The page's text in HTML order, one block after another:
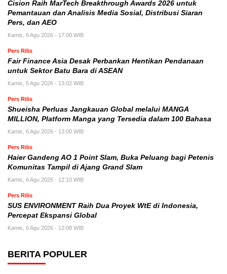
Cision Raih MarTech Breakthrough Awards 2026 untuk
Pemantauan dan Analisis Media Sosial, Distribusi Siaran
Pers, dan AEO
Kamis, 6 Agu 2026 - 17:00 WIB
Pers Rilis
Fair Finance Asia Desak Perbankan Hentikan Pendanaan
untuk Sektor Batu Bara di ASEAN
Kamis, 6 Agu 2026 - 13:02 WIB
Pers Rilis
Shueisha Perluas Jangkauan Global melalui MANGA
MILLION, Platform Manga yang Tersedia dalam 100 Bahasa
Kamis, 6 Agu 2026 - 13:00 WIB
Pers Rilis
Haier Gandeng AO 1 Point Slam, Buka Peluang bagi Petenis
Komunitas Tampil di Ajang Grand Slam
Kamis, 6 Agu 2026 - 12:10 WIB
Pers Rilis
SUS ENVIRONMENT Raih Dua Proyek WtE di Indonesia,
Percepat Ekspansi Global
Kamis, 6 Agu 2026 - 12:08 WIB
BERITA POPULER